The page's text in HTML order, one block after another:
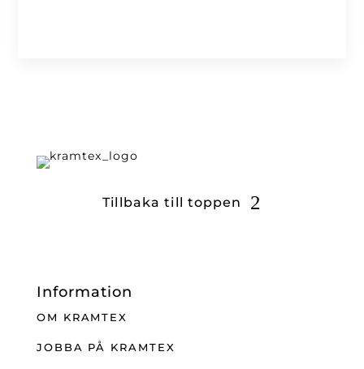
Tillbaka till toppen
Information
OM KRAMTEX
JOBBA PÅ KRAMTEX